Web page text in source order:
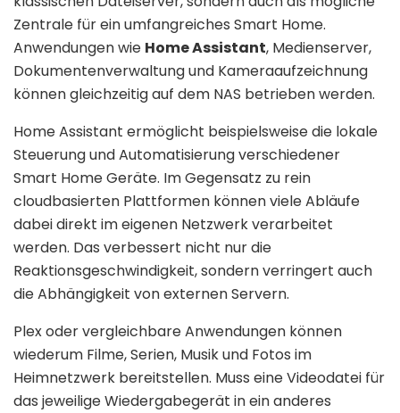
Zentrale für ein umfangreiches Smart Home.
Anwendungen wie Home Assistant, Medienserver,
Dokumentenverwaltung und Kameraaufzeichnung
können gleichzeitig auf dem NAS betrieben werden.
Home Assistant ermöglicht beispielsweise die lokale
Steuerung und Automatisierung verschiedener
Smart Home Geräte. Im Gegensatz zu rein
cloudbasierten Plattformen können viele Abläufe
dabei direkt im eigenen Netzwerk verarbeitet
werden. Das verbessert nicht nur die
Reaktionsgeschwindigkeit, sondern verringert auch
die Abhängigkeit von externen Servern.
Plex oder vergleichbare Anwendungen können
wiederum Filme, Serien, Musik und Fotos im
Heimnetzwerk bereitstellen. Muss eine Videodatei für
das jeweilige Wiedergabegerät in ein anderes